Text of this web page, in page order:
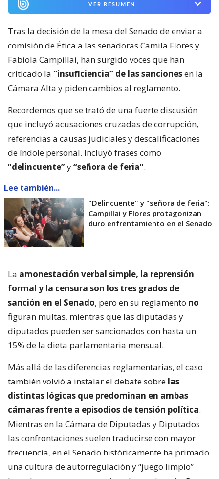
VER RESUMEN
Tras la decisión de la mesa del Senado de enviar a
comisión de Ética a las senadoras Camila Flores y
Fabiola Campillai, han surgido voces que han
criticado la “insuficiencia” de las sancionesen la
Cámara Alta y piden cambios al reglamento.
Recordemos que se trató de una fuerte discusión
que incluyó acusaciones cruzadas de corrupción,
referencias a causas judiciales y descalificaciones
de índole personal. Incluyó frases como
“delincuente”y“señora de feria”.
Lee también...
"Delincuente" y "señora de feria":
Campillai y Flores protagonizan
duro enfrentamiento en el Senado
La amonestación verbal simple, la reprensión
formal y la censura son los tres grados de
sanción en el Senado, pero en su reglamento no
figuran multas, mientras que las diputadas y
diputados pueden ser sancionados con hasta un
15% de la dieta parlamentaria mensual.
Más allá de las diferencias reglamentarias, el caso
también volvió a instalar el debate sobre las
distintas lógicas que predominan en ambas
cámaras frente a episodios de tensión política.
Mientras en la Cámara de Diputadas y Diputados
las confrontaciones suelen traducirse con mayor
frecuencia, en el Senado históricamente ha primado
una cultura de autorregulación y “juego limpio”